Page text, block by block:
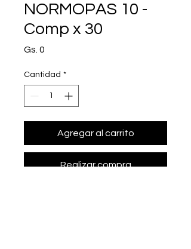
NORMOPAS 10 -
Comp x 30
Gs. 0
Cantidad *
Agregar al carrito
Realizar compra